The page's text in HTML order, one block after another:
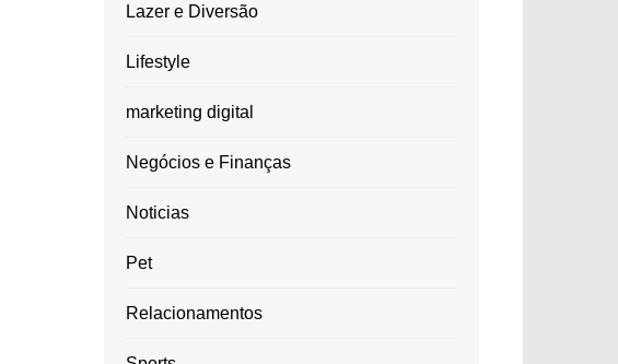
Lazer e Diversão
Lifestyle
marketing digital
Negócios e Finanças
Noticias
Pet
Relacionamentos